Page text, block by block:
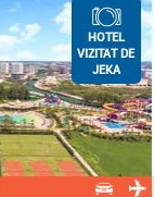
HOTEL
VIZITAT DE
JEKA